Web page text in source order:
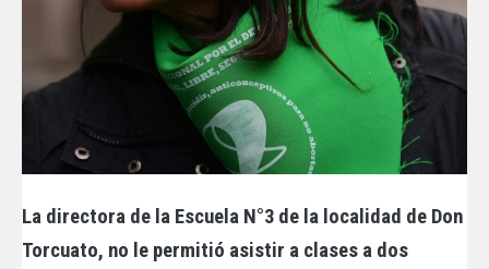
La directora de la Escuela N°3 de la localidad de Don
Torcuato, no le permitió asistir a clases a dos